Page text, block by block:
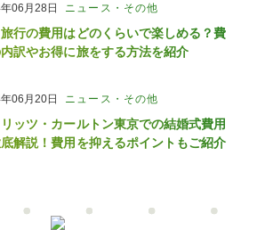
06月28日 ニュース・その他
行の費用はどのくらいで楽しめる？費
訳やお得に旅をする方法を紹介
06月20日 ニュース・その他
ッツ・カールトン東京での結婚式費用
解説！費用を抑えるポイントもご紹介